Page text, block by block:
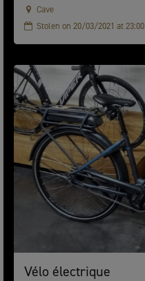
Cave
Stolen on 20/03/2021 at 23:00
Vélo électrique